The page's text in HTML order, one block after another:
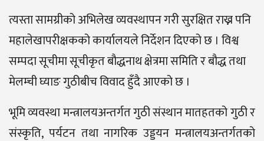
त्यस्ता सामग्रीको अभिलेख व्यवस्थापन गरी सुरक्षित राख्न पनि
महालेखापरीक्षकको कार्यालयले निर्देशन दिएको छ । विश्व
सम्पदा सूचीमा सूचीकृत बौद्धनाथ क्षेत्रमा समिति र बौद्ध तथा
मेलम्ची घ्याङ गुठीबीच विवाद हुँदै आएको छ ।
भूमि व्यवस्था मन्त्रालयअन्तर्गत गुठी संस्थान मातहतको गुठी र
संस्कृति, पर्यटन तथा नागरिक उड्डयन मन्त्रालयअन्तर्गतको